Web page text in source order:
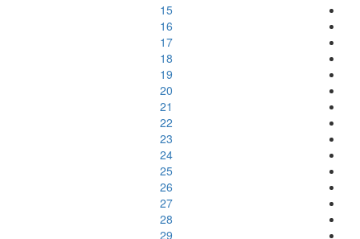
15
16
17
18
19
20
21
22
23
24
25
26
27
28
29